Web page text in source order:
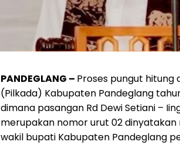
PANDEGLANG – Proses pungut hitung
(Pilkada) Kabupaten Pandeglang
dimana pasangan Rd Dewi Setiani –
merupakan nomor urut 02
wakil bupati Kabupaten Pandeglang